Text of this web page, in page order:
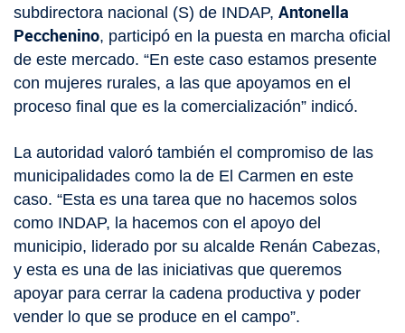
subdirectora nacional (S) de INDAP, Antonella
Pecchenino, participó en la puesta en marcha oficial
de este mercado. “En este caso estamos presente
con mujeres rurales, a las que apoyamos en el
proceso final que es la comercialización” indicó.
La autoridad valoró también el compromiso de las
municipalidades como la de El Carmen en este
caso. “Esta es una tarea que no hacemos solos
como INDAP, la hacemos con el apoyo del
municipio, liderado por su alcalde Renán Cabezas,
y esta es una de las iniciativas que queremos
apoyar para cerrar la cadena productiva y poder
vender lo que se produce en el campo”.